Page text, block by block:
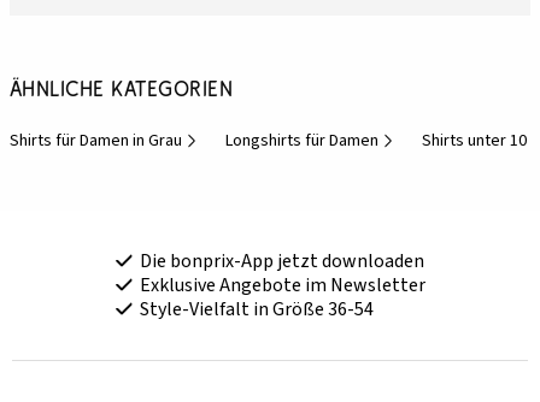
Ähnliche Kategorien
Shirts für Damen in Grau Longshirts für Damen Shirts unter 10 €
Die bonprix-App jetzt downloaden
Exklusive Angebote im Newsletter
Style-Vielfalt in Größe 36-54